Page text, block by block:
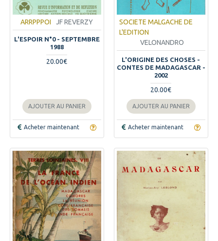
ARRPPPOI JF REVERZY
L'ESPOIR N°0 - SEPTEMBRE
1988
20.00€
AJOUTER AU PANIER
Acheter maintenant
SOCIETE MALGACHE DE
L'EDITION
VELONANDRO
L'ORIGINE DES CHOSES -
CONTES DE MADAGASCAR -
2002
20.00€
AJOUTER AU PANIER
Acheter maintenant